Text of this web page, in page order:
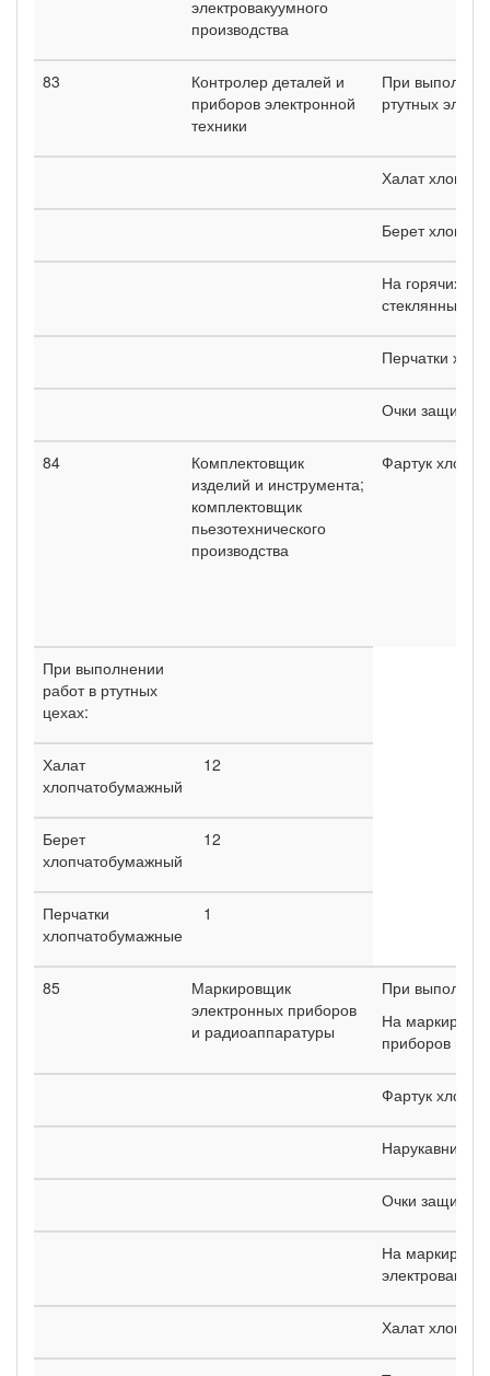
электровакуумного
производства
83
Контролер деталей и
приборов электронной
техники
При
ртутных
Халат
Берет
На горячих
стеклянных
Перчатки
Очки
84
Комплектовщик
изделий и инструмента;
комплектовщик
пьезотехнического
производства
Фартук
При выполнении
работ в ртутных
цехах:
Халат
хлопчатобумажный
12
Берет
хлопчатобумажный
12
Перчатки
хлопчатобумажные
1
85
Маркировщик
электронных приборов
и радиоаппаратуры
При
На
приборов и
Фартук
Нарукавники
Очки
На
Халат